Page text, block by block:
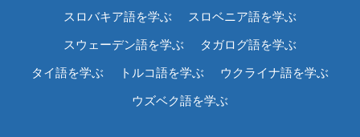
スロバキア語を学ぶ スロベニア語を学ぶ
スウェーデン語を学ぶ タガログ語を学ぶ
タイ語を学ぶ トルコ語を学ぶ ウクライナ語を学ぶ
ウズベク語を学ぶ